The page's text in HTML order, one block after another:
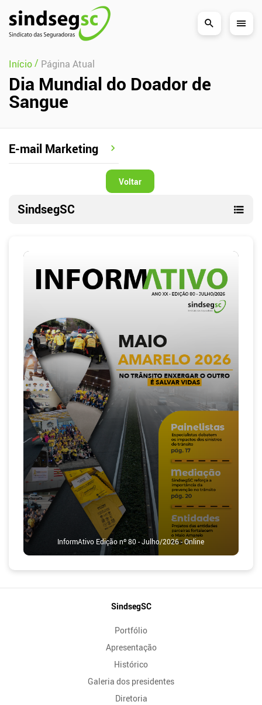
Pular Navegação (s)
Início/ Página Atual
Dia Mundial do Doador de
Sangue
E-mail Marketing
Voltar
SindsegSC
InformAtivo Edição nº 80 - Julho/2026 - Online
SindsegSC
Portfólio
Apresentação
Histórico
Galeria dos presidentes
Diretoria